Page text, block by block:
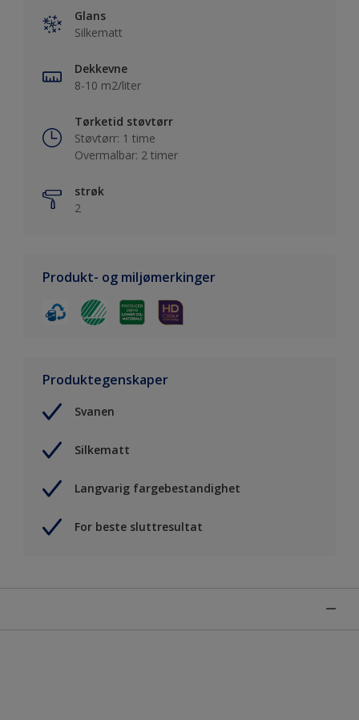
Glans
Silkematt
Dekkevne
8-10 m2/liter
Tørketid støvtørr
Støvtørr: 1 time
Overmalbar: 2 timer
strøk
2
Produkt- og miljømerkinger
Produktegenskaper
Svanen
Silkematt
Langvarig fargebestandighet
For beste sluttresultat